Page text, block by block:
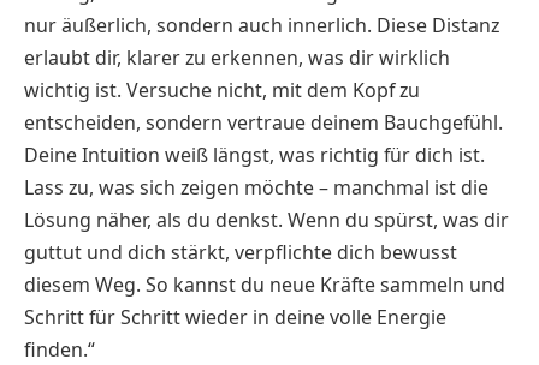
nur äußerlich, sondern auch innerlich. Diese Distanz
erlaubt dir, klarer zu erkennen, was dir wirklich
wichtig ist. Versuche nicht, mit dem Kopf zu
entscheiden, sondern vertraue deinem Bauchgefühl.
Deine Intuition weiß längst, was richtig für dich ist.
Lass zu, was sich zeigen möchte – manchmal ist die
Lösung näher, als du denkst. Wenn du spürst, was dir
guttut und dich stärkt, verpflichte dich bewusst
diesem Weg. So kannst du neue Kräfte sammeln und
Schritt für Schritt wieder in deine volle Energie
finden.“